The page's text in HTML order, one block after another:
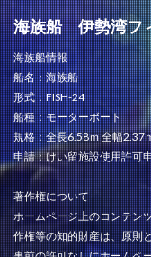
海族船 伊勢湾フ
海族船情報
船名：海族船
形式：FISH-24
船種：モーターボート
規格：全長6.58ｍ 全幅2.37
申請：けい留施設使用許可
著作権について
ホームページ上のコンテン
作権等の知的財産は、原則